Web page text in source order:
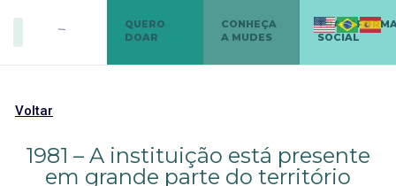
QUERO
DOAR
CONHEÇA
A MUDES
SOCIAL
Voltar
1981 – A instituição está presente
em grande parte do território